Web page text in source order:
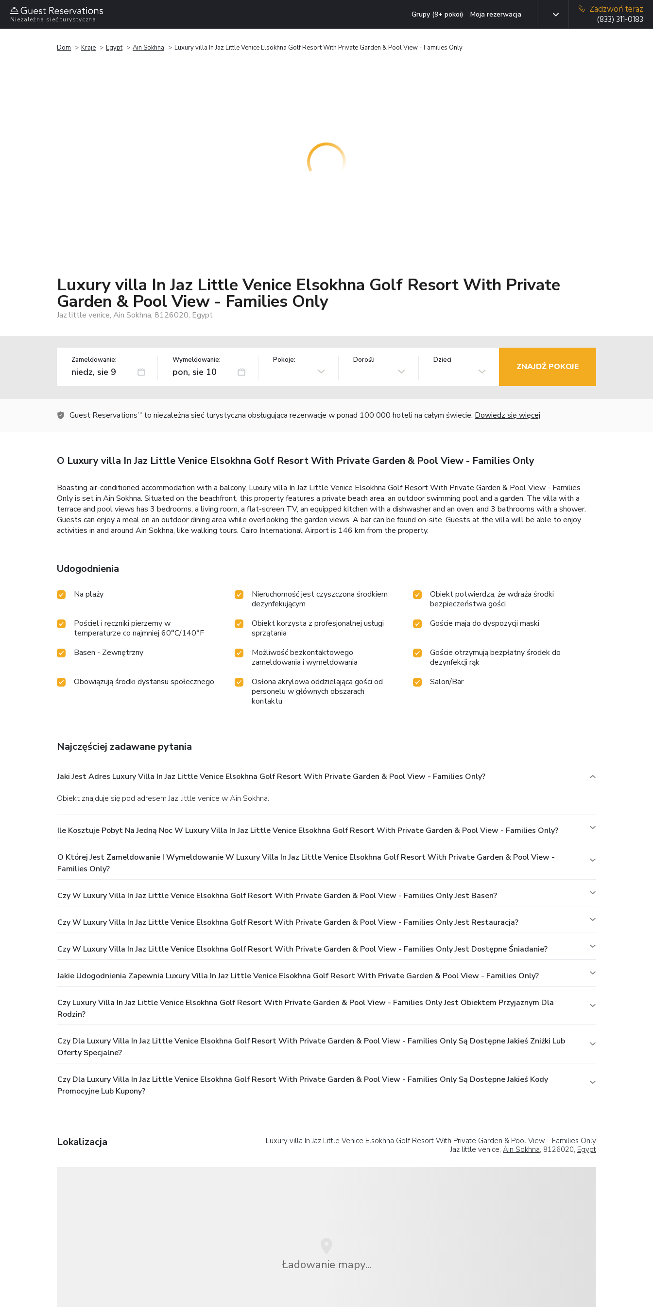
Niezależna sieć turystyczna
Grupy (9+ pokoi) Moja rezerwacja
Zadzwoń teraz
(833) 311-0183
Dom Kraje Egypt Ain Sokhna Luxury villa In Jaz Little Venice Elsokhna Golf Resort With Private Garden & Pool View - Families Only
Luxury villa In Jaz Little Venice Elsokhna Golf Resort With Private
Garden & Pool View - Families Only
Jaz little venice, Ain Sokhna, 8126020, Egypt
Zameldowanie: Wymeldowanie: Pokoje: Dorośli Dzieci
ZNAJDŹ POKOJE
Guest Reservations TM to niezależna sieć turystyczna obsługująca rezerwacje w ponad 100 000 hoteli na całym świecie. Dowiedz się więcej
O Luxury villa In Jaz Little Venice Elsokhna Golf Resort With Private Garden & Pool View - Families Only
Boasting air-conditioned accommodation with a balcony, Luxury villa In Jaz Little Venice Elsokhna Golf Resort With Private Garden & Pool View - Families
Only is set in Ain Sokhna. Situated on the beachfront, this property features a private beach area, an outdoor swimming pool and a garden. The villa with a
terrace and pool views has 3 bedrooms, a living room, a flat-screen TV, an equipped kitchen with a dishwasher and an oven, and 3 bathrooms with a shower.
Guests can enjoy a meal on an outdoor dining area while overlooking the garden views. A bar can be found on-site. Guests at the villa will be able to enjoy
activities in and around Ain Sokhna, like walking tours. Cairo International Airport is 146 km from the property.
Udogodnienia
Na plaży
Nieruchomość jest czyszczona środkiem
dezynfekującym
Obiekt potwierdza, że wdraża środki
bezpieczeństwa gości
Pościel i ręczniki pierzemy w
temperaturze co najmniej 60°C/140°F
Obiekt korzysta z profesjonalnej usługi
sprzątania
Goście mają do dyspozycji maski
Basen - Zewnętrzny
Możliwość bezkontaktowego
zameldowania i wymeldowania
Goście otrzymują bezpłatny środek do
dezynfekcji rąk
Obowiązują środki dystansu społecznego
Osłona akrylowa oddzielająca gości od
personelu w głównych obszarach
kontaktu
Salon/Bar
Najczęściej zadawane pytania
Jaki Jest Adres Luxury Villa In Jaz Little Venice Elsokhna Golf Resort With Private Garden & Pool View - Families Only?
Obiekt znajduje się pod adresem Jaz little venice w Ain Sokhna.
Ile Kosztuje Pobyt Na Jedną Noc W Luxury Villa In Jaz Little Venice Elsokhna Golf Resort With Private Garden & Pool View - Families Only?
O Której Jest Zameldowanie I Wymeldowanie W Luxury Villa In Jaz Little Venice Elsokhna Golf Resort With Private Garden & Pool View -
Families Only?
Czy W Luxury Villa In Jaz Little Venice Elsokhna Golf Resort With Private Garden & Pool View - Families Only Jest Basen?
Czy W Luxury Villa In Jaz Little Venice Elsokhna Golf Resort With Private Garden & Pool View - Families Only Jest Restauracja?
Czy W Luxury Villa In Jaz Little Venice Elsokhna Golf Resort With Private Garden & Pool View - Families Only Jest Dostępne Śniadanie?
Jakie Udogodnienia Zapewnia Luxury Villa In Jaz Little Venice Elsokhna Golf Resort With Private Garden & Pool View - Families Only?
Czy Luxury Villa In Jaz Little Venice Elsokhna Golf Resort With Private Garden & Pool View - Families Only Jest Obiektem Przyjaznym Dla
Rodzin?
Czy Dla Luxury Villa In Jaz Little Venice Elsokhna Golf Resort With Private Garden & Pool View - Families Only Są Dostępne Jakieś Zniżki Lub
Oferty Specjalne?
Czy Dla Luxury Villa In Jaz Little Venice Elsokhna Golf Resort With Private Garden & Pool View - Families Only Są Dostępne Jakieś Kody
Promocyjne Lub Kupony?
Lokalizacja
Luxury villa In Jaz Little Venice Elsokhna Golf Resort With Private Garden & Pool View - Families Only
Jaz little venice, Ain Sokhna, 8126020, Egypt
Ładowanie mapy...